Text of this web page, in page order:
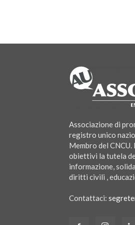
Associazione di
registro unico
Membro del CNCU.
obiettivi la tutela
informazione,
diritti civili ,
Contattaci: